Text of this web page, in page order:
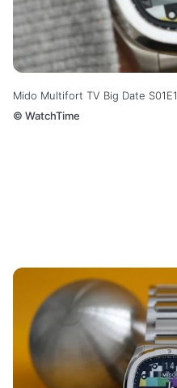
Mido Multifort TV Big Date S01E1
© WatchTime